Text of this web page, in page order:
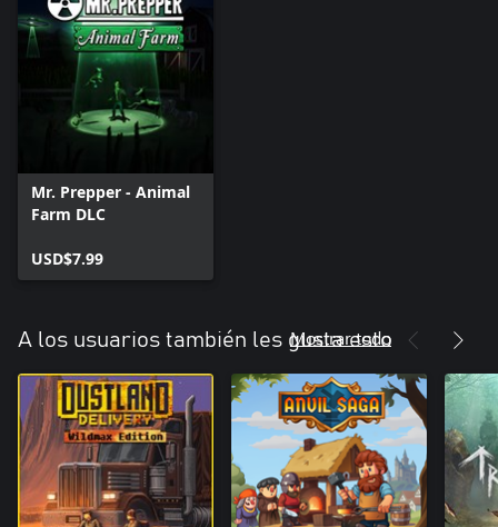
Mr. Prepper - Animal
Farm DLC
USD$7.99
A los usuarios también les gusta esto
Mostrar todo